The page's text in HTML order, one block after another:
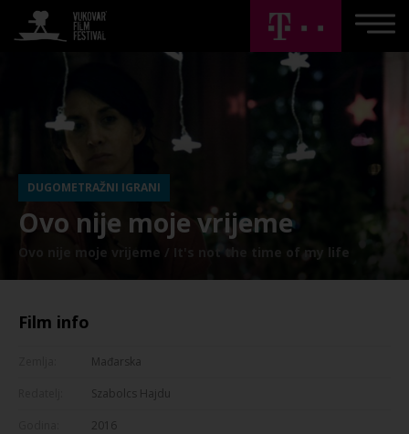
DUGOMETRAŽNI IGRANI
Ovo nije moje vrijeme
Ovo nije moje vrijeme / It's not the time of my life
Film info
Mađarska
Szabolcs Hajdu
2016